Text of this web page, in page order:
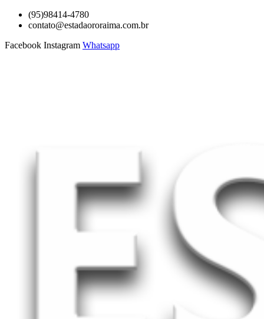
para
conteúdo
(95)98414-4780
contato@estadaororaima.com.br
Facebook Instagram Whatsapp